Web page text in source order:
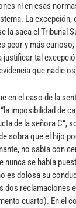
ni en esas
La excepción,
la saca el Tribunal
peor y más
justificar tal
que nadie
en el caso de la
imposibilidad de
de la señora C”,
sobra que el hijo
no sabía con
nunca se había
es dolosa su
dos reclamaciones
cuarto). En el